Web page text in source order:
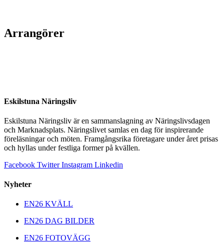
Arrangörer
Eskilstuna Näringsliv
Eskilstuna Näringsliv är en sammanslagning av Näringslivsdagen
och Marknadsplats. Näringslivet samlas en dag för inspirerande
föreläsningar och möten. Framgångsrika företagare under året prisas
och hyllas under festliga former på kvällen.
Facebook Twitter Instagram Linkedin
Nyheter
EN26 KVÄLL
EN26 DAG BILDER
EN26 FOTOVÄGG